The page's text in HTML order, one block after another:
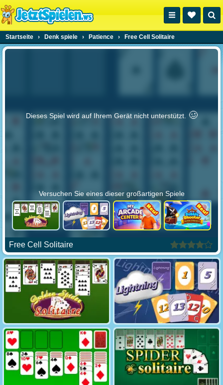
Startseite › Denk spiele › Patience › Free Cell Solitaire
Dieses Spiel wird auf Ihrem Gerät nicht unterstützt. 🥴️
Versuchen Sie eines dieser großartigen Spiele
Free Cell Solitaire